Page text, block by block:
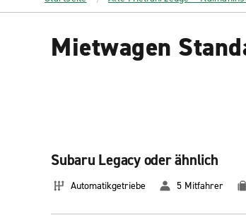
Mietwagen
Subaru Legacy oder ähnlich
Automatikgetriebe 5 Mitfahrer